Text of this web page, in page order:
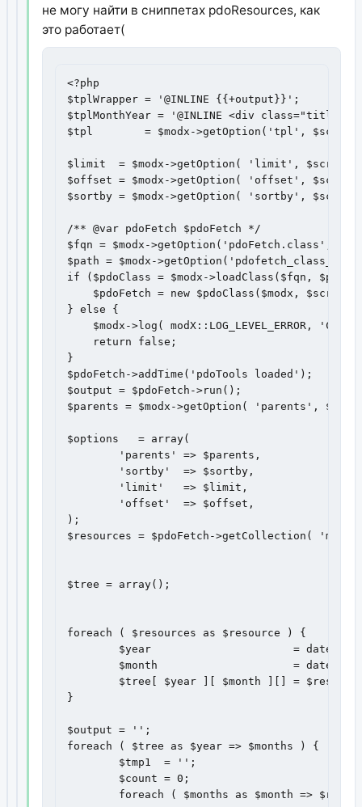
не могу найти в сниппетах pdoResources, как
это работает(
<?php
$tplWrapper = '@INLINE {{+output}}';
$tplMonthYear = '@INLINE <div class="title
$tpl        = $modx->getOption('tpl',
$limit  = $modx->getOption( 'limit',
$offset = $modx->getOption( 'offset',
$sortby = $modx->getOption( 'sortby',
/** @var pdoFetch $pdoFetch */
$fqn = $modx->getOption('pdoFetch.class',
$path = $modx-
if ($pdoClass = $modx->loadClass($fqn,
$pdoFetch = new $pdoClass($modx,
} else {
$modx->log( modX::LOG_LEVEL_ERROR,
    return false;
}
$pdoFetch->addTime('pdoTools loaded');
$output = $pdoFetch->run();
$parents = $modx->getOption( 'parents',
$options   = array(
);
$resources = $pdoFetch->getCollection(
$tree = array();
foreach ( $resources as $resource ) {
}
$output = '';
foreach ( $tree as $year => $months ) {